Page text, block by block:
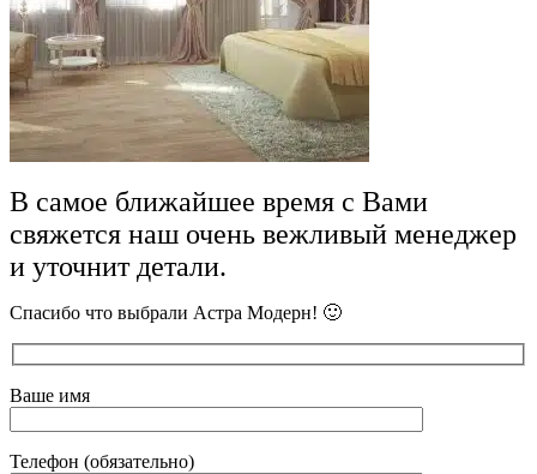
В самое ближайшее время с Вами
свяжется наш очень вежливый менеджер
и уточнит детали.
Спасибо что выбрали Астра Модерн! 🙂
Ваше имя
Телефон (обязательно)